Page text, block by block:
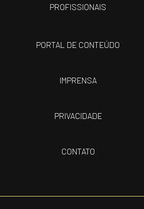
PROFISSIONAIS
PORTAL DE CONTEÚDO
IMPRENSA
PRIVACIDADE
CONTATO